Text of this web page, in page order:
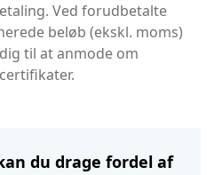
Ved forudbetalte
beløb (ekskl. moms)
til at anmode om
du drage fordel af